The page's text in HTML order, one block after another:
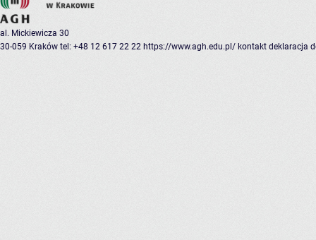
al. Mickiewicza 30
30-059 Kraków tel: +48 12 617 22 22 https://www.agh.edu.pl/ kontakt deklaracja